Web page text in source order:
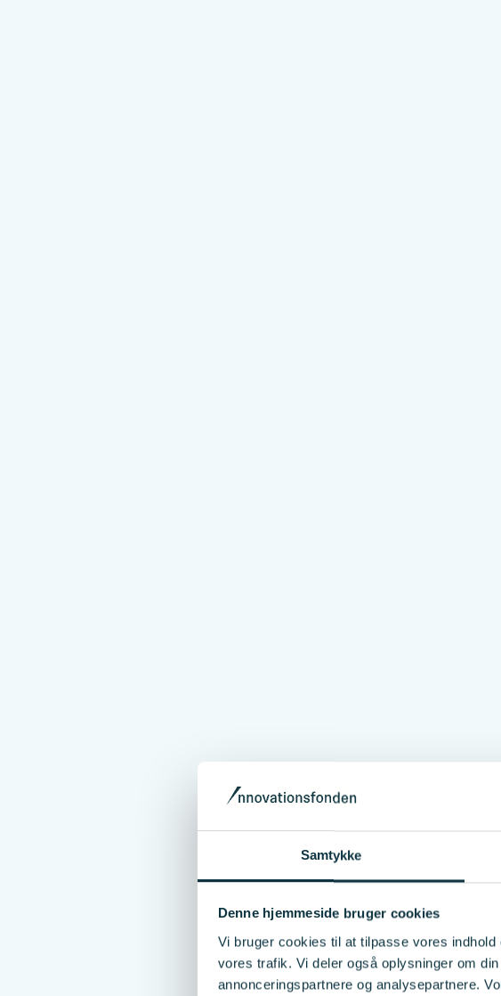
Samtykke
Denne hjemmeside bruger cookies
Vi bruger cookies til at tilpasse vores
vores trafik. Vi deler også oplysninger om
annonceringspartnere og analysepartnere.